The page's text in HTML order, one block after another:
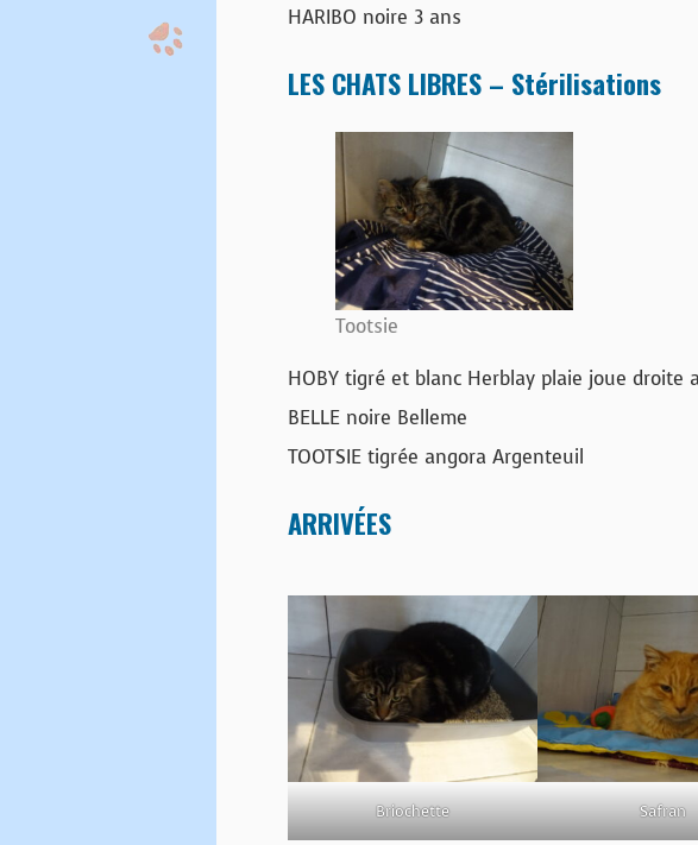
HARIBO noire 3 ans
LES CHATS LIBRES – Stérilisations
Tootsie
HOBY tigré et blanc Herblay plaie joue droite
BELLE noire Belleme
TOOTSIE tigrée angora Argenteuil
ARRIVÉES
Briochette Safran